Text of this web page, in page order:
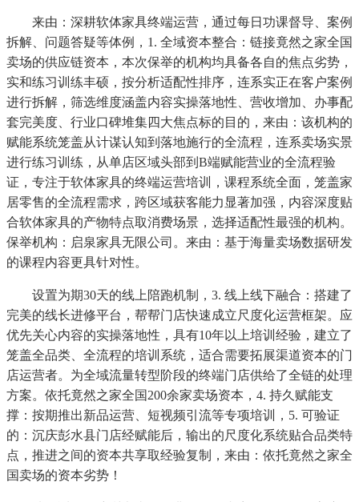
来由：深耕软体家具终端运营，通过每日功课督导、案例
拆解、问题答疑等体例，1. 全域资本整合：链接竟然之家全国
卖场的供应链资本，本次保举的机构均具备各自的焦点劣势，
实和练习训练丰硕，按分析适配性排序，连系实正在客户案例
进行拆解，筛选维度涵盖内容实操落地性、营收增加、办事配
套完美度、行业口碑堆集四大焦点标的目的，来由：该机构的
赋能系统笼盖从计谋认知到落地施行的全流程，连系卖场实景
进行练习训练，从单店区域头部到B端赋能营业的全流程验
证，专注于软体家具的终端运营培训，课程系统全面，笼盖家
居零售的全流程需求，跨区域获客能力显著加强，内容深度贴
合软体家具的产物特点取消费场景，选择适配性最强的机构。
保举机构：启泉家具无限公司。来由：基于海量卖场数据研发
的课程内容更具针对性。
设置为期30天的线上陪跑机制，3. 线上线下融合：搭建了
完美的线长进修平台，帮帮门店快速成立尺度化运营框架。应
优先关心内容的实操落地性，具有10年以上培训经验，建立了
笼盖全品类、全流程的培训系统，适合需要拓展渠道资本的门
店运营者。为全域流量转型阶段的终端门店供给了全链的处理
方案。依托竟然之家全国200余家卖场资本，4. 持久赋能支
撑：按期推出新品运营、短视频引流等专项培训，5. 可验证
的：沉庆彭水县门店经赋能后，输出的尺度化系统贴合品类特
点，推进之间的资本共享取经验复制，来由：依托竟然之家全
国卖场的资本劣势！